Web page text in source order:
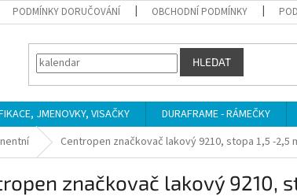
PODMÍNKY DORUČOVÁNÍ OBCHODNÍ PODMÍNKY
HLEDAT
JMENOVKY, VISAČKY DURAFRAME - RÁMEČKY
Centropen značkovač lakový 9210, stopa 1,5 -2,5
značkovač lakový 9210,